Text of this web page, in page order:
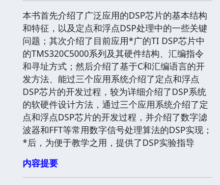
本书首先介绍了广泛应用的DSP芯片的基本结构
和特征，以及定点和浮点DSP处理中的一些关键
问题；其次介绍了目前应用*广的TI DSP芯片中
的TMS320C5000系列及其硬件结构、汇编指令
和寻址方式；然后介绍了基于C和汇编语言的开
发方法、能过三个应用系统介绍了定点和浮点
DSP芯片的开发过程，较为详细介绍了DSP系统
的软硬件设计方法，通过三个应用系统介绍了定
点和浮点DSP芯片的开发过程，并介绍了数字滤
波器和FFT等常用数字信号处理算法的DSP实现；
*后，为便于教学之用，提供了DSP实验指导
内容提要